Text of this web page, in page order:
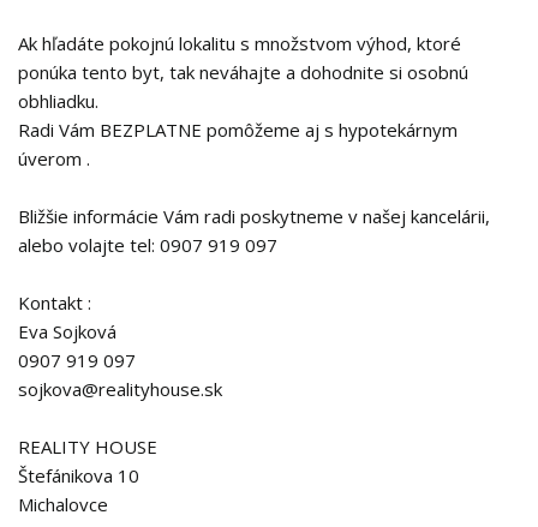
Ak hľadáte pokojnú lokalitu s množstvom výhod, ktoré
ponúka tento byt, tak neváhajte a dohodnite si osobnú
obhliadku.
Radi Vám BEZPLATNE pomôžeme aj s hypotekárnym
úverom .
Bližšie informácie Vám radi poskytneme v našej kancelárii,
alebo volajte tel: 0907 919 097
Kontakt :
Eva Sojková
0907 919 097
sojkova@realityhouse.sk
REALITY HOUSE
Štefánikova 10
Michalovce